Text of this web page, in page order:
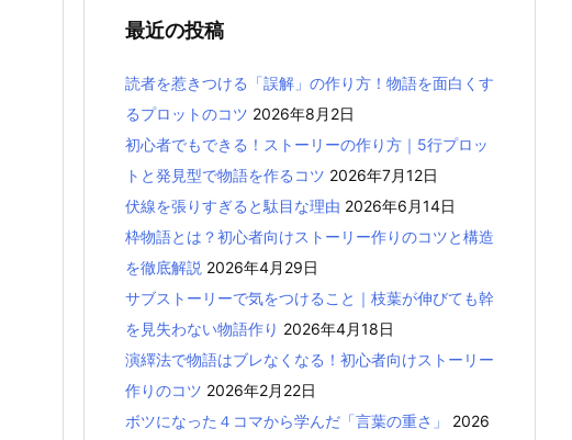
最近の投稿
読者を惹きつける「誤解」の作り方！物語を面白くす
るプロットのコツ 2026年8月2日
初心者でもできる！ストーリーの作り方｜5行プロッ
トと発見型で物語を作るコツ 2026年7月12日
伏線を張りすぎると駄目な理由 2026年6月14日
枠物語とは？初心者向けストーリー作りのコツと構造
を徹底解説 2026年4月29日
サブストーリーで気をつけること｜枝葉が伸びても幹
を見失わない物語作り 2026年4月18日
演繹法で物語はブレなくなる！初心者向けストーリー
作りのコツ 2026年2月22日
ボツになった４コマから学んだ「言葉の重さ」
2026